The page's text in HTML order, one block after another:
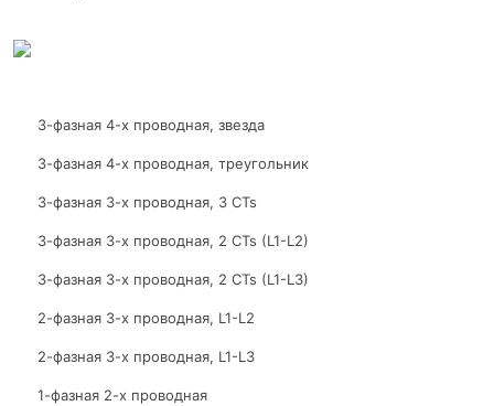
3-фазная 4-х проводная, звезда
3-фазная 4-х проводная, треугольник
3-фазная 3-х проводная, 3 CTs
3-фазная 3-х проводная, 2 CTs (L1-L2)
3-фазная 3-х проводная, 2 CTs (L1-L3)
2-фазная 3-х проводная, L1-L2
2-фазная 3-х проводная, L1-L3
1-фазная 2-х проводная